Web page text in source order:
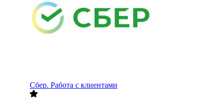
Сбер. Работа с клиентами